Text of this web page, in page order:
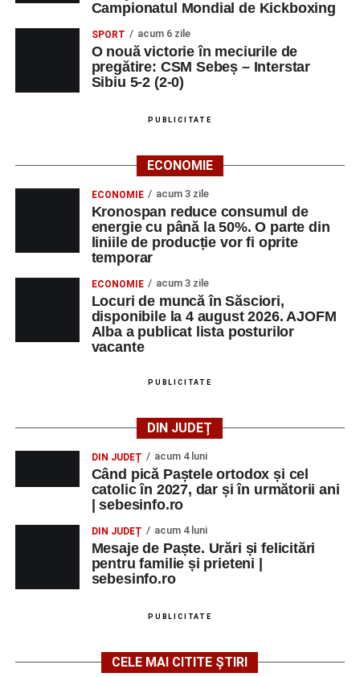
Campionatul Mondial de Kickboxing
SPORT acum 6 zile
O nouă victorie în meciurile de
pregătire: CSM Sebeș – Interstar
Sibiu 5-2 (2-0)
PUBLICITATE
ECONOMIE
ECONOMIE acum 3 zile
Kronospan reduce consumul de
energie cu până la 50%. O parte din
liniile de producție vor fi oprite
temporar
ECONOMIE acum 3 zile
Locuri de muncă în Săsciori,
disponibile la 4 august 2026. AJOFM
Alba a publicat lista posturilor
vacante
PUBLICITATE
DIN JUDEȚ
DIN JUDEȚ acum 4 luni
Când pică Paștele ortodox și cel
catolic în 2027, dar și în următorii ani
| sebesinfo.ro
DIN JUDEȚ acum 4 luni
Mesaje de Paște. Urări și felicitări
pentru familie și prieteni |
sebesinfo.ro
PUBLICITATE
CELE MAI CITITE ȘTIRI